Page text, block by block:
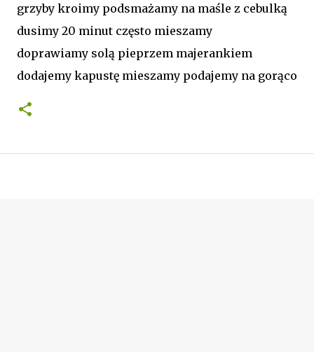
grzyby kroimy podsmażamy na maśle z cebulką
dusimy 20 minut często mieszamy
doprawiamy solą pieprzem majerankiem
dodajemy kapustę mieszamy podajemy na gorąco